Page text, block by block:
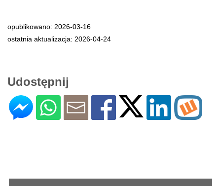
opublikowano: 2026-03-16
ostatnia aktualizacja: 2026-04-24
Udostępnij